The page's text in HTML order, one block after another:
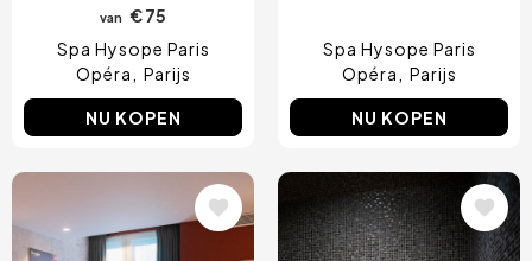
van
€ 75
Spa Hysope Paris
Opéra
Parijs
NU KOPEN
Spa Hysope Paris
Opéra
Parijs
NU KOPEN
Afbeelding Afbeelding